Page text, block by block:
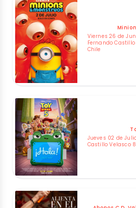
Viernes 26 de
Fernando
Chile
Jueves 02 de
Castillo Velasco